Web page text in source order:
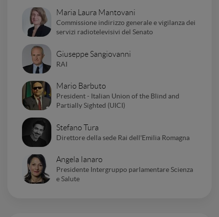
Maria Laura Mantovani
Commissione indirizzo generale e vigilanza dei
servizi radiotelevisivi del Senato
Giuseppe Sangiovanni
RAI
Mario Barbuto
President - Italian Union of the Blind and
Partially Sighted (UICI)
Stefano Tura
Direttore della sede Rai dell'Emilia Romagna
Angela Ianaro
Presidente Intergruppo parlamentare Scienza
e Salute